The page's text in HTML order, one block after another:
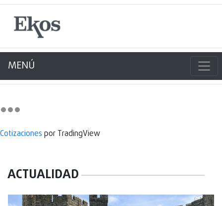
MENÚ
Cotizaciones por TradingView
ACTUALIDAD